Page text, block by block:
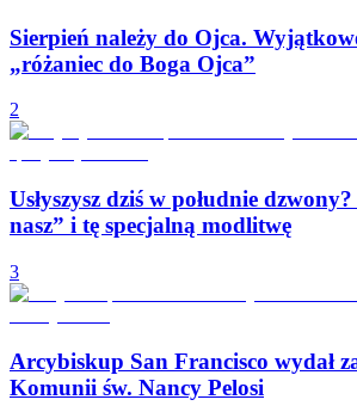
Sierpień należy do Ojca.
„różaniec do Boga Ojca”
2
Usłyszysz dziś w południe
nasz” i tę specjalną modlitwę
3
Arcybiskup San Francisco wydał
Komunii św. Nancy Pelosi